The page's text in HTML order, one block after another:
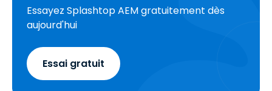
Essayez Splashtop AEM gratuitement dès
aujourd'hui
Essai gratuit